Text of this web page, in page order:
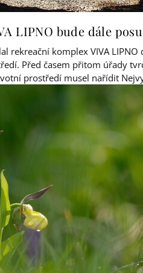
LIPNO bude dále
rekreační komplex VIVA
Před časem přitom úřady
prostředí musel nařídit